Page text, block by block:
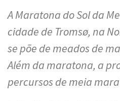
A Maratona do Sol da
cidade de Tromsø, na
se põe de meados de
Além da maratona, a
percursos de meia